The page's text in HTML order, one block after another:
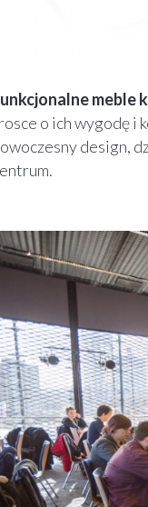
meble
o ich wygodę i
design,